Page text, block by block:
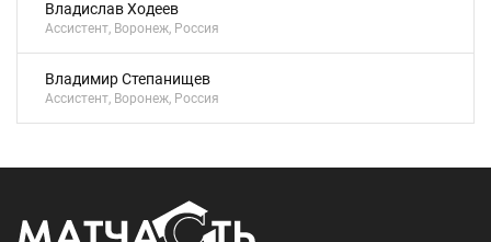
Владислав Ходеев
Ассистент, Воронеж, Россия
Владимир Степанищев
Ассистент, Воронеж, Россия